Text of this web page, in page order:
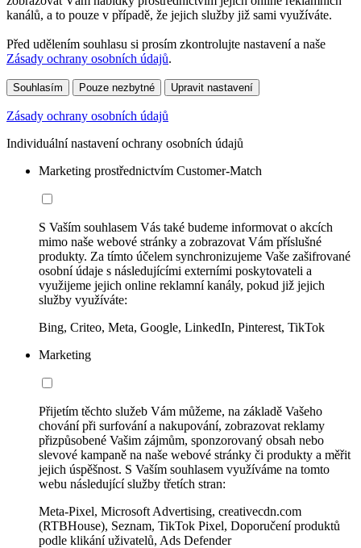
kanálů, a to pouze v případě, že jejich služby již sami využíváte.
Před udělením souhlasu si prosím zkontrolujte nastavení a naše
Zásady ochrany osobních údajů.
Souhlasím Pouze nezbytné Upravit nastavení
Zásady ochrany osobních údajů
Individuální nastavení ochrany osobních údajů
Marketing prostřednictvím Customer-Match
S Vaším souhlasem Vás také budeme informovat o akcích
mimo naše webové stránky a zobrazovat Vám příslušné
produkty. Za tímto účelem synchronizujeme Vaše zašifrované
osobní údaje s následujícími externími poskytovateli a
využijeme jejich online reklamní kanály, pokud již jejich
služby využíváte:
Bing, Criteo, Meta, Google, LinkedIn, Pinterest, TikTok
Marketing
Přijetím těchto služeb Vám můžeme, na základě Vašeho
chování při surfování a nakupování, zobrazovat reklamy
přizpůsobené Vašim zájmům, sponzorovaný obsah nebo
slevové kampaně na naše webové stránky či produkty a měřit
jejich úspěšnost. S Vaším souhlasem využíváme na tomto
webu následující služby třetích stran:
Meta-Pixel, Microsoft Advertising, creativecdn.com
(RTBHouse), Seznam, TikTok Pixel, Doporučení produktů
podle klikání uživatelů, Ads Defender